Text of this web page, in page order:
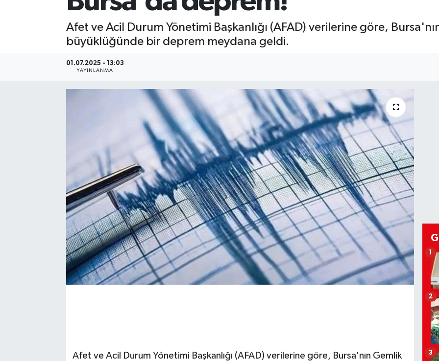
Afet ve Acil Durum Yönetimi Başkanlığı (AFAD) verilerine göre,
büyüklüğünde bir deprem meydana geldi.
01.07.2025 - 13:03
YAYINLANMA
Afet ve Acil Durum Yönetimi Başkanlığı (AFAD) verilerine göre, Bursa'nın Gemlik
1
2
3